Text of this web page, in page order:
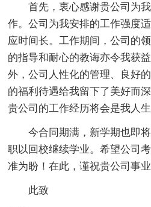
首先，衷心感谢贵公司为我
作。公司为我安排的工作强度
应时间长。工作期间，公司的
的指导和耐心的教诲亦令我获
外，公司人性化的管理、良好
的福利待遇给我留下了美好而
贵公司的工作经历将会是我人
今合同期满，新学期也即将
职以回校继续学业。希望公司
准为盼！在此，谨祝贵公司事
此致